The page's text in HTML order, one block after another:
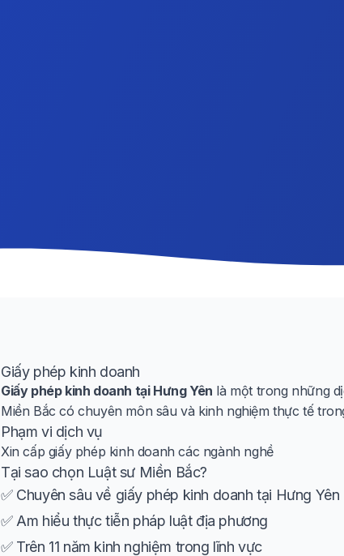
Giấy phép kinh doanh
Giấy phép kinh doanh tại Hưng Yên là một trong những
Miền Bắc có chuyên môn sâu và kinh nghiệm thực tế
Phạm vi dịch vụ
Xin cấp giấy phép kinh doanh các ngành nghề
Tại sao chọn Luật sư Miền Bắc?
✅ Chuyên sâu về giấy phép kinh doanh tại Hưng Yên
✅ Am hiểu thực tiễn pháp luật địa phương
✅ Trên 11 năm kinh nghiệm trong lĩnh vực